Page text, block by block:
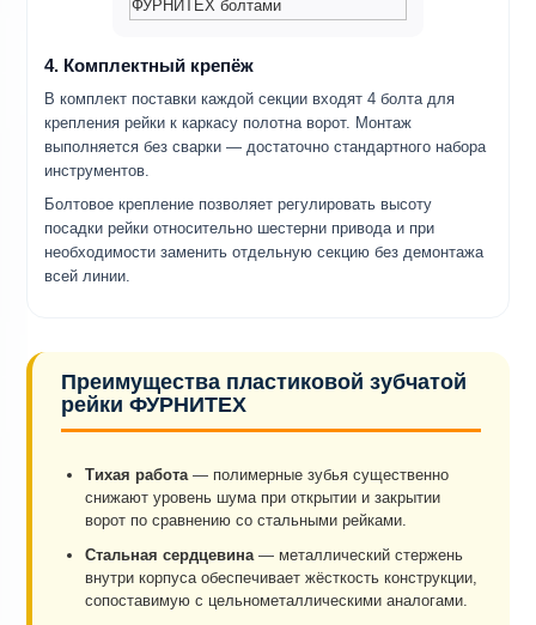
4. Комплектный крепёж
В комплект поставки каждой секции входят 4 болта для
крепления рейки к каркасу полотна ворот. Монтаж
выполняется без сварки — достаточно стандартного набора
инструментов.
Болтовое крепление позволяет регулировать высоту
посадки рейки относительно шестерни привода и при
необходимости заменить отдельную секцию без демонтажа
всей линии.
Преимущества пластиковой зубчатой
рейки ФУРНИТЕХ
Тихая работа— полимерные зубья существенно
снижают уровень шума при открытии и закрытии
ворот по сравнению со стальными рейками.
Стальная сердцевина— металлический стержень
внутри корпуса обеспечивает жёсткость конструкции,
сопоставимую с цельнометаллическими аналогами.